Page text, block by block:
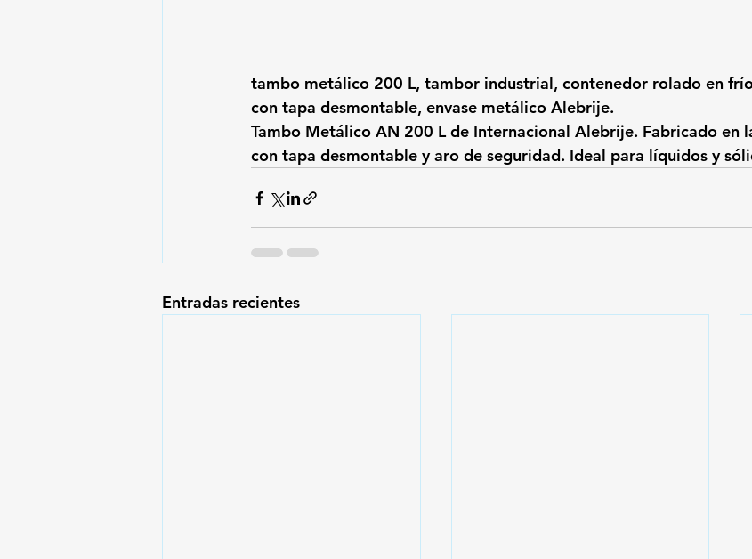
tambo metálico 200 L, tambor industrial, contenedor rolado en
con tapa desmontable, envase metálico Alebrije.
Tambo Metálico AN 200 L de Internacional Alebrije. Fabricado en
con tapa desmontable y aro de seguridad. Ideal para líquidos y
Entradas recientes